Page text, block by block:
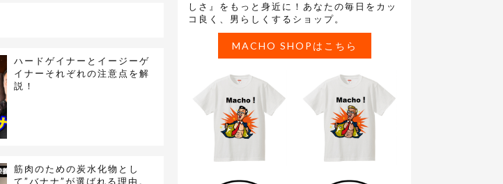
ハードゲイナーとイージーゲ
イナーそれぞれの注意点を解
説！
筋肉のための炭水化物とし
て”バナナ”が選ばれる理由。
しさ』をもっと身近に！あなたの毎日をカッ
コ良く、男らしくするショップ。
MACHO SHOPはこちら